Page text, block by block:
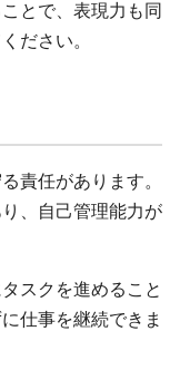
とで、表現力も同
ださい。
責任があります。
、自己管理能力が
スクを進めること
仕事を継続できま